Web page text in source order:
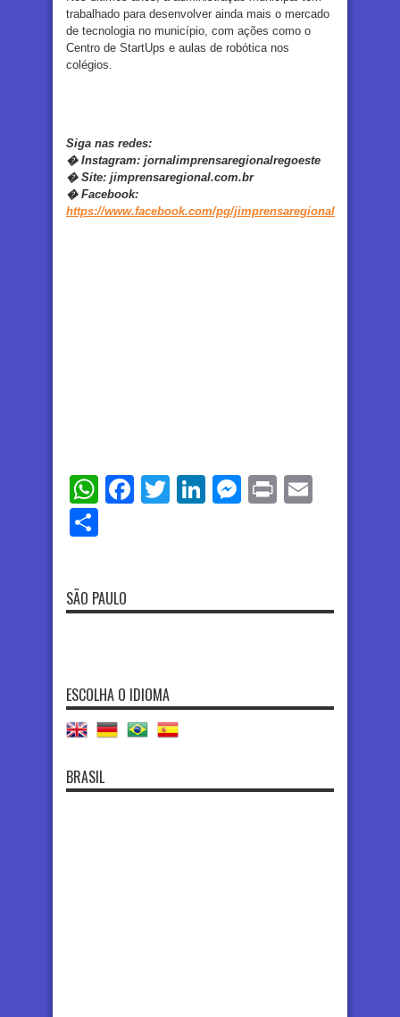
trabalhado para desenvolver ainda mais o mercado
de tecnologia no município, com ações como o
Centro de StartUps e aulas de robótica nos
colégios.
Siga nas redes:
�Instagram: jornalimprensaregionalregoeste
�Site: jimprensaregional.com.br
�Facebook:
https://www.facebook.com/pg/jimprensaregional
WhatsApp
Facebook
TwitterLinkedIn
Messenger
Print
SÃO PAULO
ESCOLHA O IDIOMA
BRASIL